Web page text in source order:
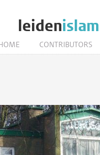
leidenislam
CONTRIBUTORS